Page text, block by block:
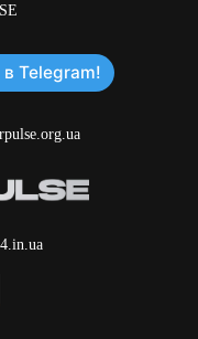
Telegram!